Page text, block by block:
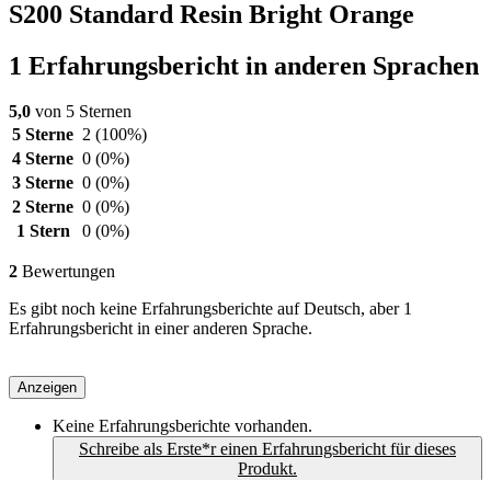
S200 Standard Resin Bright Orange
1 Erfahrungsbericht in anderen Sprachen
5,0 von 5 Sternen
5 Sterne 2 (100%)
4 Sterne 0 (0%)
3 Sterne 0 (0%)
2 Sterne 0 (0%)
1 Stern
0 (0%)
2 Bewertungen
Es gibt noch keine Erfahrungsberichte auf Deutsch, aber 1
Erfahrungsbericht in einer anderen Sprache.
Anzeigen
Keine Erfahrungsberichte vorhanden.
Schreibe als Erste*r einen Erfahrungsbericht für dieses
Produkt.